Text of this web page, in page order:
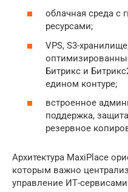
облачная среда с
ресурсами;
VPS, S3-
Битрикс и
едином контуре;
встроенное
поддержка,
резервное
Архитектура MaxiPlace
которым важно
управление ИТ-